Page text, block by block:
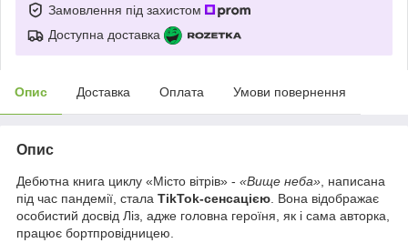
Замовлення під захистом
Доступна доставка
Опис Доставка Оплата Умови повернення
Опис
Дебютна книга циклу «Місто вітрів» - «Вище неба» , написана
під час пандемії, стала TikTok-сенсацією . Вона відображає
особистий досвід Ліз, адже головна героїня, як і сама авторка,
працює бортпровідницею.